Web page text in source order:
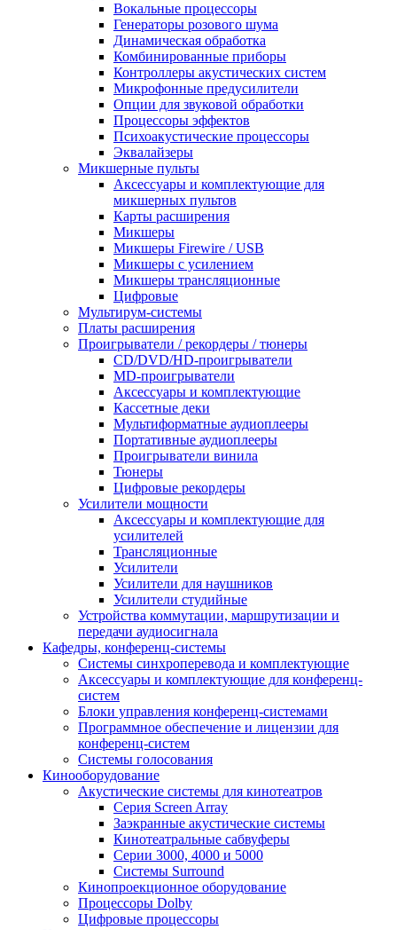
Вокальные процессоры
Генераторы розового шума
Динамическая обработка
Комбинированные приборы
Контроллеры акустических систем
Микрофонные предусилители
Опции для звуковой обработки
Процессоры эффектов
Психоакустические процессоры
Эквалайзеры
Микшерные пульты
Аксессуары и комплектующие для
микшерных пультов
Карты расширения
Микшеры
Микшеры Firewire / USB
Микшеры с усилением
Микшеры трансляционные
Цифровые
Мультирум-системы
Платы расширения
Проигрыватели / рекордеры / тюнеры
CD/DVD/HD-проигрыватели
MD-проигрыватели
Аксессуары и комплектующие
Кассетные деки
Мультиформатные аудиоплееры
Портативные аудиоплееры
Проигрыватели винила
Тюнеры
Цифровые рекордеры
Усилители мощности
Аксессуары и комплектующие для
усилителей
Трансляционные
Усилители
Усилители для наушников
Усилители студийные
Устройства коммутации, маршрутизации и
передачи аудиосигнала
Кафедры, конференц-системы
Cистемы синхроперевода и комплектующие
Аксессуары и комплектующие для конференц-
систем
Блоки управления конференц-системами
Программное обеспечение и лицензии для
конференц-систем
Системы голосования
Кинооборудование
Акустические системы для кинотеатров
Cерия Screen Array
Заэкранные акустические системы
Кинотеатральные сабвуферы
Серии 3000, 4000 и 5000
Системы Surround
Кинопроекционное оборудование
Процессоры Dolby
Цифровые процессоры